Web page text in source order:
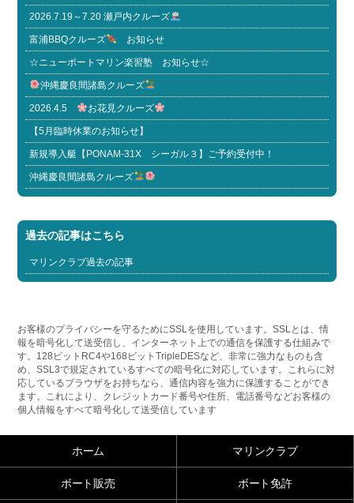
2026.7.19～7.20 瀬戸内クルーズ
富浦BBQクルーズ お知らせ
☆ニューポートマリン楽習塾 お知らせ☆
沖縄慶良間諸島クルーズ
2026.4.5 お花見クルーズ
【5月臨時休業のお知らせ】
新規導入艇【PONAM-31X シーガル３】ご予約受付中！
沖縄慶良間諸島クルーズ
過去の記事はこちら
マリンクラブ過去の記事
お客様のプライバシーを守るためにSSLを使用しています。SSLとは、情
報を暗号化して送受信し、インターネット上での通信を保護する仕組みで
す。128ビットRC4や168ビットTripleDESなど、非常に強力なものも含
め、SSL3で規定されているすべての暗号化に対応しています。これらに対
応しているブラウザをお持ちなら、通信内容を強力に保護することができ
ます。これにより、クレジットカード番号や住所、電話番号などお客様の
個人情報をすべて暗号化して送受信しています
ホーム マリンクラブ
ボート販売 ボート免許